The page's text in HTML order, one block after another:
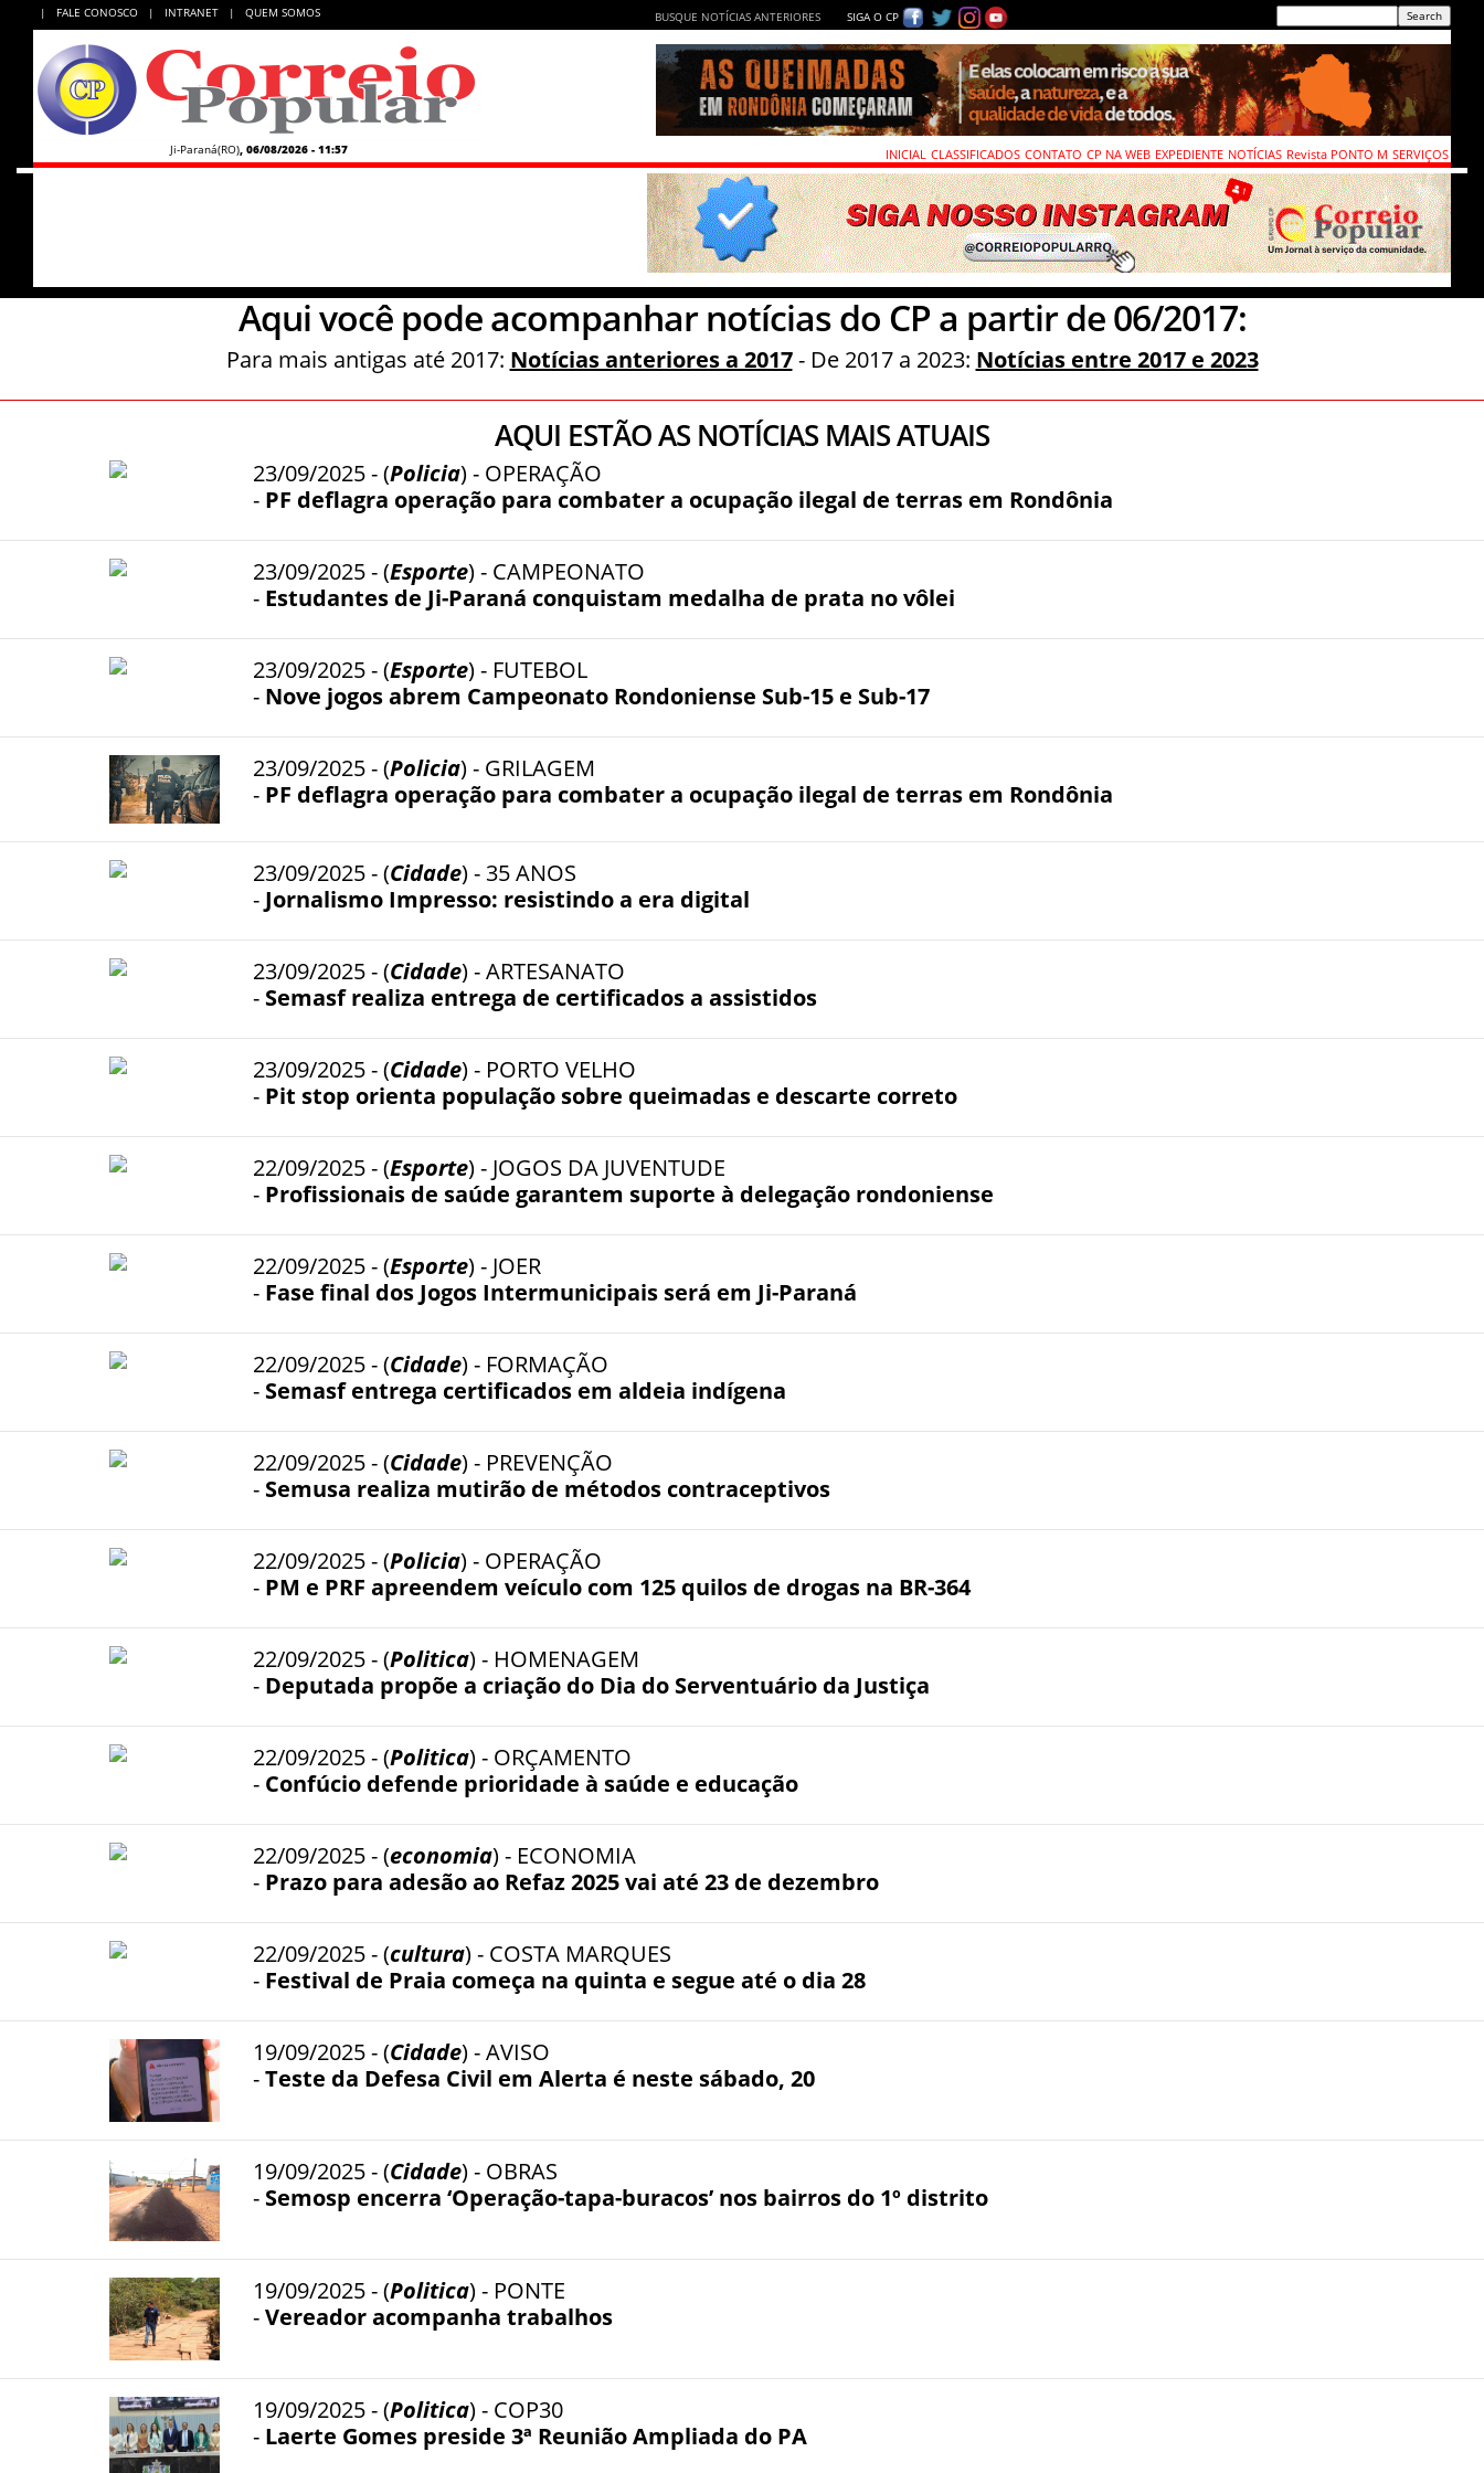
| FALE CONOSCO | INTRANET | QUEM SOMOS BUSQUE NOTÍCIAS ANTERIORES SIGA O CP
Ji-Paraná(RO), 06/08/2026 - 11:57 INICIAL CLASSIFICADOS CONTATO CP NA WEB EXPEDIENTE NOTÍCIAS Revista PONTO M SERVIÇOS
Aqui você pode acompanhar notícias do CP a partir de 06/2017:
Para mais antigas até 2017: Notícias anteriores a 2017- De 2017 a 2023: Notícias entre 2017 e 2023
AQUI ESTÃO AS NOTÍCIAS MAIS ATUAIS
23/09/2025 - (Policia) - OPERAÇÃO
- PF deflagra operação para combater a ocupação ilegal de terras em Rondônia
23/09/2025 - (Esporte) - CAMPEONATO
- Estudantes de Ji-Paraná conquistam medalha de prata no vôlei
23/09/2025 - (Esporte) - FUTEBOL
- Nove jogos abrem Campeonato Rondoniense Sub-15 e Sub-17
23/09/2025 - (Policia) - GRILAGEM
- PF deflagra operação para combater a ocupação ilegal de terras em Rondônia
23/09/2025 - (Cidade) - 35 ANOS
- Jornalismo Impresso: resistindo a era digital
23/09/2025 - (Cidade) - ARTESANATO
- Semasf realiza entrega de certificados a assistidos
23/09/2025 - (Cidade) - PORTO VELHO
- Pit stop orienta população sobre queimadas e descarte correto
22/09/2025 - (Esporte) - JOGOS DA JUVENTUDE
- Profissionais de saúde garantem suporte à delegação rondoniense
22/09/2025 - (Esporte) - JOER
- Fase final dos Jogos Intermunicipais será em Ji-Paraná
22/09/2025 - (Cidade) - FORMAÇÃO
- Semasf entrega certificados em aldeia indígena
22/09/2025 - (Cidade) - PREVENÇÃO
- Semusa realiza mutirão de métodos contraceptivos
22/09/2025 - (Policia) - OPERAÇÃO
- PM e PRF apreendem veículo com 125 quilos de drogas na BR-364
22/09/2025 - (Politica) - HOMENAGEM
- Deputada propõe a criação do Dia do Serventuário da Justiça
22/09/2025 - (Politica) - ORÇAMENTO
- Confúcio defende prioridade à saúde e educação
22/09/2025 - (economia) - ECONOMIA
- Prazo para adesão ao Refaz 2025 vai até 23 de dezembro
22/09/2025 - (cultura) - COSTA MARQUES
- Festival de Praia começa na quinta e segue até o dia 28
19/09/2025 - (Cidade) - AVISO
-Teste da Defesa Civil em Alerta é neste sábado, 20
19/09/2025 - (Cidade) - OBRAS
- Semosp encerra ‘Operação-tapa-buracos’ nos bairros do 1º distrito
19/09/2025 - (Politica) - PONTE
-Vereador acompanha trabalhos
19/09/2025 - (Politica) - COP30
- Laerte Gomes preside 3ª Reunião Ampliada do PA